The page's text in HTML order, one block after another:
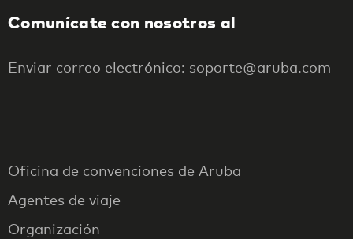
Comunícate con nosotros al
Enviar correo electrónico: soporte@aruba.com
Oficina de convenciones de Aruba
Agentes de viaje
Organización